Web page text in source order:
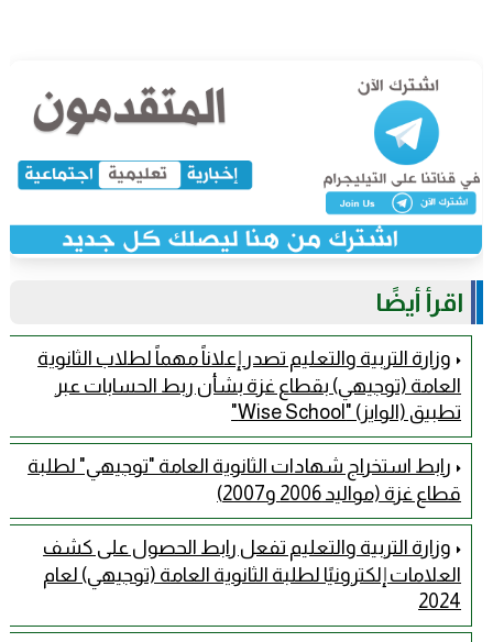
اقرأ أيضًا
وزارة التربية والتعليم تصدر إعلاناً مهماً لطلاب الثانوية
العامة (توجيهي) بقطاع غزة بشأن ربط الحسابات عبر
تطبيق (الوايز) "Wise School"
رابط استخراج شهادات الثانوية العامة "توجيهي" لطلبة
قطاع غزة (مواليد 2006 و2007)
وزارة التربية والتعليم تفعل رابط الحصول على كشف
العلامات إلكترونيًا لطلبة الثانوية العامة (توجيهي) لعام
2024